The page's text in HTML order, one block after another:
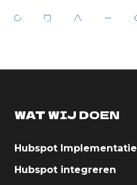
WAT WIJ DOEN
Hubspot Implementatie
Hubspot integreren